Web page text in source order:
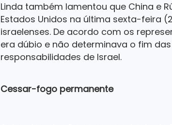
Linda também lamentou que China e
Estados Unidos na última sexta-feira
israelenses. De acordo com os
era dúbio e não determinava o fim
responsabilidades de Israel.
Cessar-fogo permanente